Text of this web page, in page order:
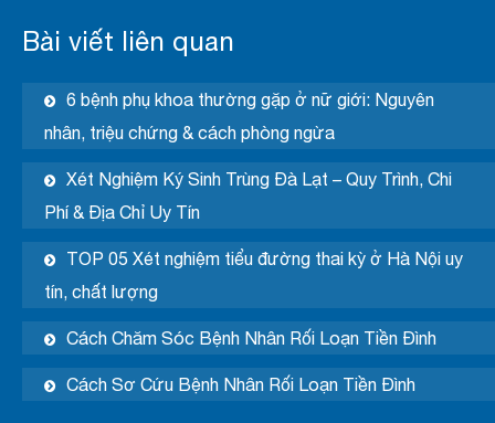
Bài viết liên quan
6 bệnh phụ khoa thường gặp ở nữ giới: Nguyên
nhân, triệu chứng & cách phòng ngừa
Xét Nghiệm Ký Sinh Trùng Đà Lạt – Quy Trình, Chi
Phí & Địa Chỉ Uy Tín
TOP 05 Xét nghiệm tiểu đường thai kỳ ở Hà Nội uy
tín, chất lượng
Cách Chăm Sóc Bệnh Nhân Rối Loạn Tiền Đình
Cách Sơ Cứu Bệnh Nhân Rối Loạn Tiền Đình